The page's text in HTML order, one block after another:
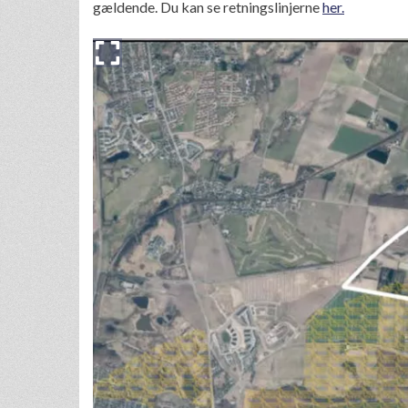
gældende. Du kan se retningslinjerneher.